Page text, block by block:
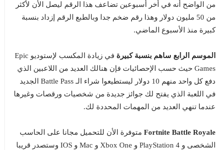
من الواضح أنه في أخر أسبوعين تضاعف هذا الرقم ليصل الأن لأكثر
من 50 مليون دولار وهذا رقم ضخم جدا وبالطبع الرقم إزداد بنسبة
كبيرة منذ الأسبوع الماضي.
الموسم الرابع ساهم بنسبة كبيرة
في زيادة المكسب لإستوديو Epic
Games حيث حسب الإحصائيات فإن هنالك العديد من اللاعبين الذي
دفع كل واحد منهم 10 دولار ليستطيعوا شراء الـ Battle Pass الجديد
في اللعبة الذي يفتح لك جوائز جديدة من شخصيات ورقصات وغيرها
عندما تنهي العديد من المهمات المحددة لك.
Fortnite Battle Royaleمتوفرة الأن للتحميل مجانا على الحاسب
الشخصى و PlayStation 4 و Xbox One و Mac و IOS وستصدر قريبا